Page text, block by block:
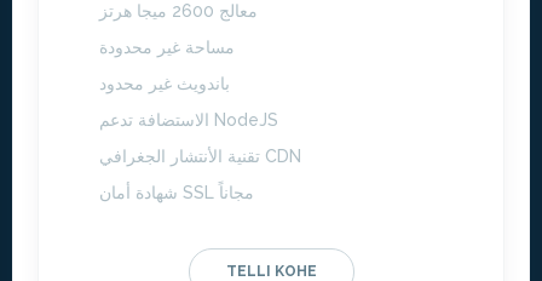
معالج 2600 ميجا هرتز
مساحة غير محدودة
باندويث غير محدود
الاستضافة تدعم NodeJS
تقنية الأنتشار الجغرافي CDN
شهادة أمان SSL مجاناً
TELLI KOHE